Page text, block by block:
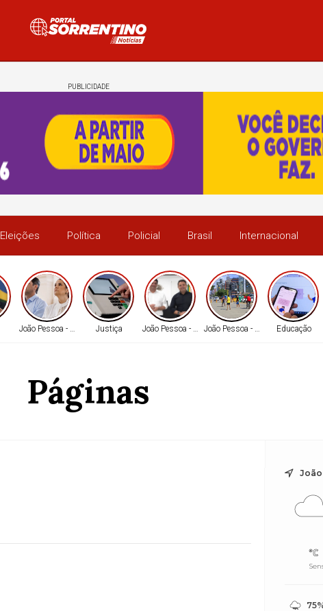
PUBLICIDADE
Eleições Política Policial Brasil Internacional
João Pessoa - PB Justiça João Pessoa - PB João Pessoa - PB Educação
Páginas
João